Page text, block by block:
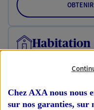
Habitation
contrat Ma Maison
Découvrir l'offre
Chez AXA nous nous
sur nos garanties, sur